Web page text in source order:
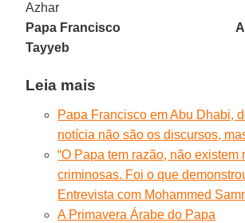
Azhar
Papa Francisco
Tayyeb
Leia mais
Papa Francisco em Abu Dhabi,
notícia não são os discursos,
“O Papa tem razão, não existem
criminosas. Foi o que
Entrevista com Mohammed
A Primavera Árabe do Papa